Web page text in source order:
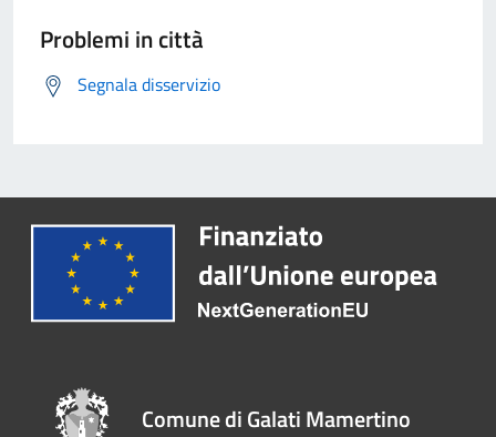
Problemi in città
Segnala disservizio
Comune di Galati Mamertino